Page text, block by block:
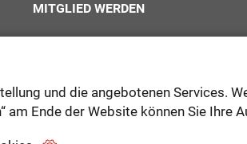
und die angebotenen Services.
am Ende der Website können Sie Ihre
MITGLIED WERDEN
0160 - 97952041